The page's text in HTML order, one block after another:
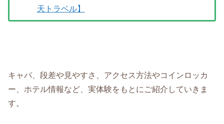
天トラベル】
キャパ、段差や見やすさ、アクセス方法やコインロッカ
ー、ホテル情報など、実体験をもとにご紹介していきま
す。